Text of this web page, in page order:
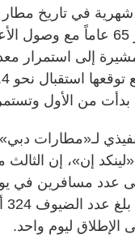
في تاريخ مطار
إلى استمرار
من الأول وتستمر إلى 11
لـ«مطارات
إن»، إن الثالث
عدد مسافرين في
الإطلاق ليوم واحد.